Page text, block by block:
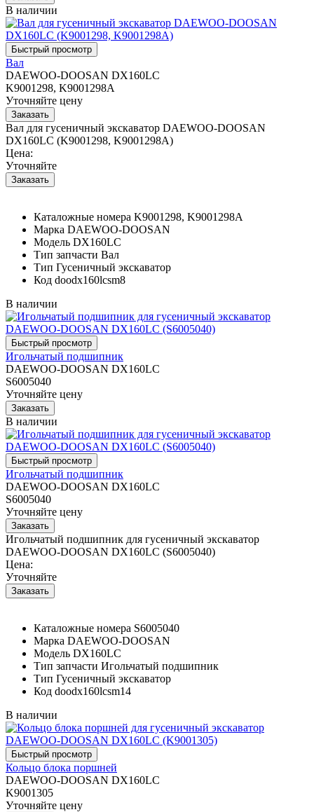
В наличии
Вал
DAEWOO-DOOSAN DX160LC
K9001298, K9001298A
Уточняйте цену
Вал для гусеничный экскаватор DAEWOO-DOOSAN
DX160LC (K9001298, K9001298A)
Цена:
Уточняйте
Каталожные номера K9001298, K9001298A
Марка DAEWOO-DOOSAN
Модель DX160LC
Тип запчасти Вал
Тип Гусеничный экскаватор
Код doodx160lcsm8
В наличии
Игольчатый подшипник
DAEWOO-DOOSAN DX160LC
S6005040
Уточняйте цену
В наличии
Игольчатый подшипник
DAEWOO-DOOSAN DX160LC
S6005040
Уточняйте цену
Игольчатый подшипник для гусеничный экскаватор
DAEWOO-DOOSAN DX160LC (S6005040)
Цена:
Уточняйте
Каталожные номера S6005040
Марка DAEWOO-DOOSAN
Модель DX160LC
Тип запчасти Игольчатый подшипник
Тип Гусеничный экскаватор
Код doodx160lcsm14
В наличии
Кольцо блока поршней
DAEWOO-DOOSAN DX160LC
K9001305
Уточняйте цену